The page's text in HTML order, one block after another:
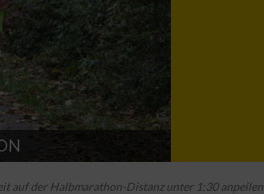
auf der Halbmarathon-Distanz unter 1:30 anpeilen